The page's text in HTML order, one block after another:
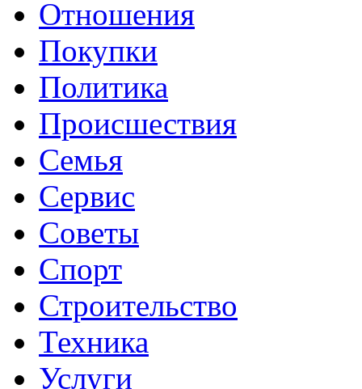
Отношения
Покупки
Политика
Происшествия
Семья
Сервис
Советы
Спорт
Строительство
Техника
Услуги